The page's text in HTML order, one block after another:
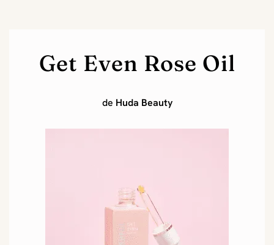
Get Even Rose Oil
de Huda Beauty